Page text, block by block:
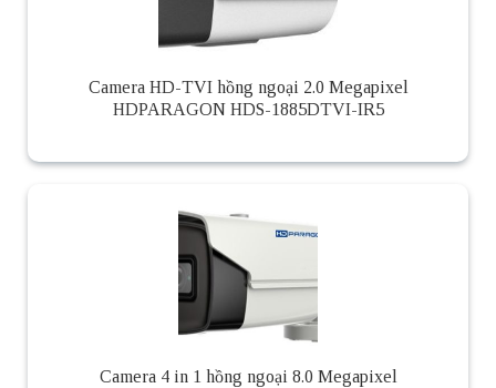
Camera HD-TVI hồng ngoại 2.0 Megapixel
HDPARAGON HDS-1885DTVI-IR5
Camera 4 in 1 hồng ngoại 8.0 Megapixel